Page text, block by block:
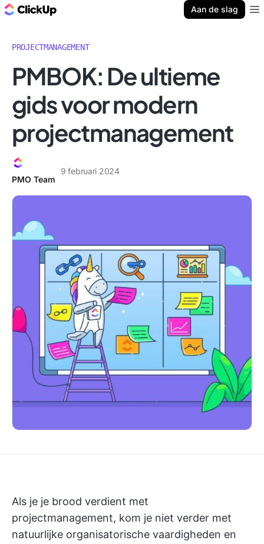
Aan de slag
PROJECTMANAGEMENT
PMBOK: De ultieme
gids voor modern
projectmanagement
PMO Team
9 februari 2024
Als je je brood verdient met
projectmanagement, kom je niet verder met
natuurlijke organisatorische vaardigheden en